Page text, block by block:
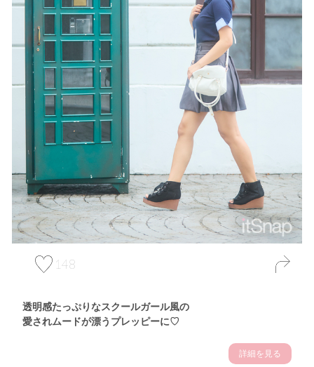
148
透明感たっぷりなスクールガール風の
愛されムードが漂うプレッピーに♡
詳細を見る